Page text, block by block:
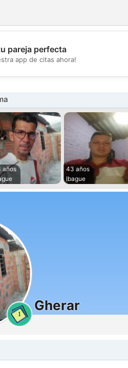
pareja perfecta
app de citas ahora!
años
43 años
Ibague
1
Gherar